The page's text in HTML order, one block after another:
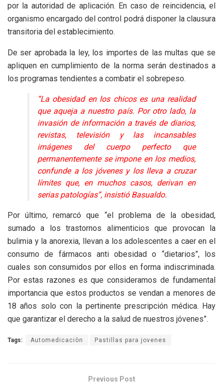
por la autoridad de aplicación. En caso de reincidencia, el
organismo encargado del control podrá disponer la clausura
transitoria del establecimiento.
De ser aprobada la ley, los importes de las multas que se
apliquen en cumplimiento de la norma serán destinados a
los programas tendientes a combatir el sobrepeso.
“La obesidad en los chicos es una realidad
que aqueja a nuestro país. Por otro lado, la
invasión de información a través de diarios,
revistas, televisión y las incansables
imágenes del cuerpo perfecto que
permanentemente se impone en los medios,
confunde a los jóvenes y los lleva a cruzar
límites que, en muchos casos, derivan en
serias patologías”, insistió Basualdo.
Por último, remarcó que “el problema de la obesidad,
sumado a los trastornos alimenticios que provocan la
bulimia y la anorexia, llevan a los adolescentes a caer en el
consumo de fármacos anti obesidad o “dietarios”, los
cuales son consumidos por ellos en forma indiscriminada.
Por estas razones es que consideramos de fundamental
importancia que estos productos se vendan a menores de
18 años solo con la pertinente prescripción médica. Hay
que garantizar el derecho a la salud de nuestros jóvenes”.
Tags: Automedicaciòn Pastillas para jovenes
Previous Post